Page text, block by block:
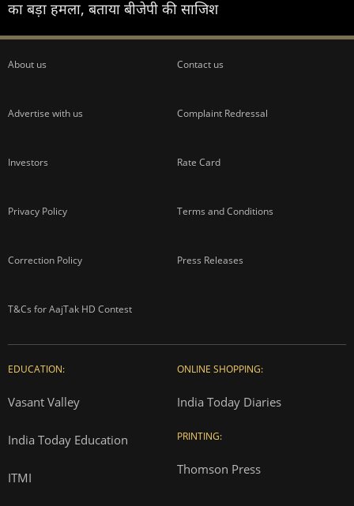
का बड़ा हमला, बताया बीजेपी की साजिश
About us Contact us
Advertise with us Complaint Redressal
Investors Rate Card
Privacy Policy Terms and Conditions
Correction Policy Press Releases
T&Cs for AajTak HD Contest
EDUCATION:
Vasant Valley
India Today Education
ITMI
ONLINE SHOPPING:
India Today Diaries
PRINTING:
Thomson Press